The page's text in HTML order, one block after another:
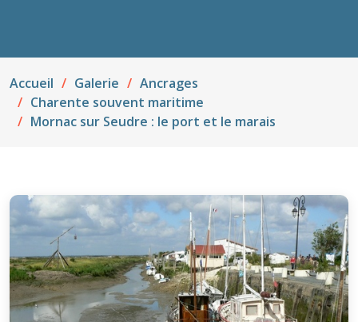
Accueil Galerie
Ancrages
Charente souvent maritime
Mornac sur Seudre : le port et le marais